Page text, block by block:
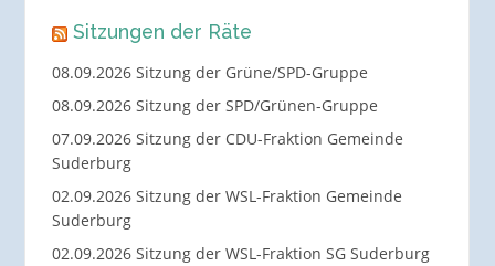
Sitzungen der Räte
08.09.2026 Sitzung der Grüne/SPD-Gruppe
08.09.2026 Sitzung der SPD/Grünen-Gruppe
07.09.2026 Sitzung der CDU-Fraktion Gemeinde
Suderburg
02.09.2026 Sitzung der WSL-Fraktion Gemeinde
Suderburg
02.09.2026 Sitzung der WSL-Fraktion SG Suderburg